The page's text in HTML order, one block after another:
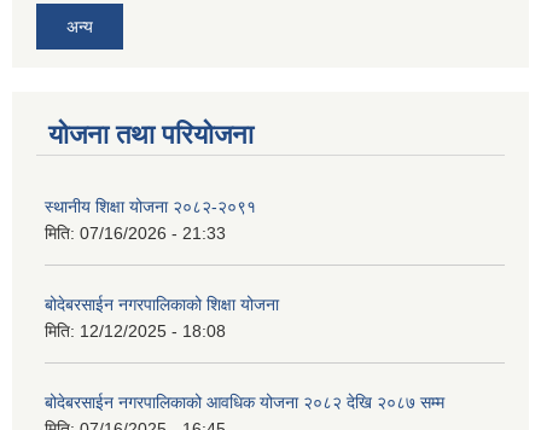
अन्य
योजना तथा परियोजना
स्थानीय शिक्षा योजना २०८२-२०९१
मिति: 07/16/2026 - 21:33
बोदेबरसाईन नगरपालिकाको शिक्षा योजना
मिति: 12/12/2025 - 18:08
बोदेबरसाईन नगरपालिकाको आवधिक योजना २०८२ देखि २०८७ सम्म